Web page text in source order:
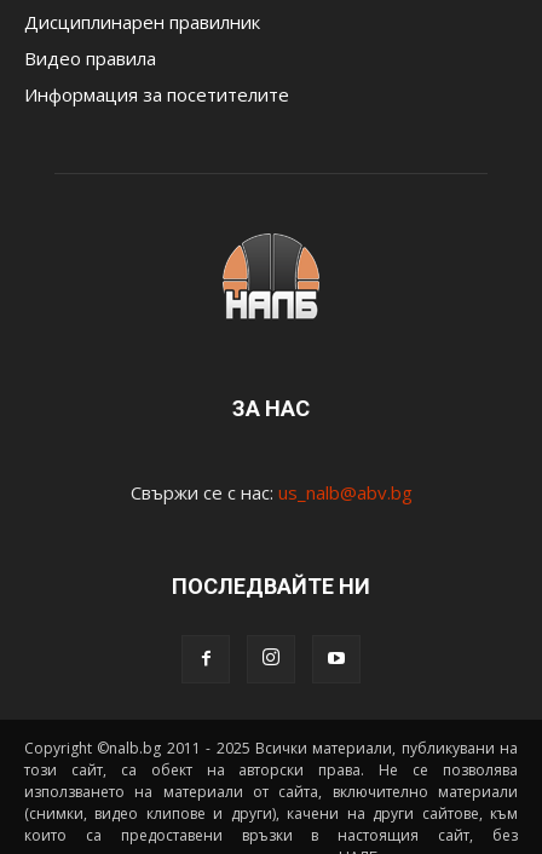
Дисциплинарен правилник
Видео правила
Информация за посетителите
ЗА НАС
Свържи се с нас: us_nalb@abv.bg
ПОСЛЕДВАЙТЕ НИ
Copyright ©nalb.bg 2011 - 2025 Всички материали, публикувани на
този сайт, са обект на авторски права. Не се позволява
използването на материали от сайта, включително материали
(снимки, видео клипове и други), качени на други сайтове, към
които са предоставени връзки в настоящия сайт, без